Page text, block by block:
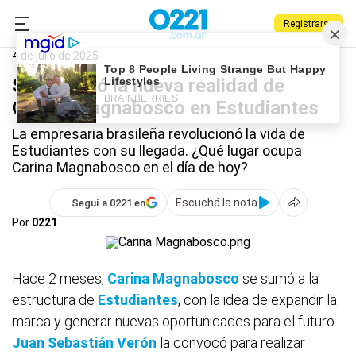
Registrarse
0221.com.ar Deportes
Carina Magnabosco
4 de julio de 2025
Se conoció la nueva realidad de
Carina Magnabosco en Estudiantes
La empresaria brasileña revolucionó la vida de
Estudiantes con su llegada. ¿Qué lugar ocupa
Carina Magnabosco en el día de hoy?
Seguí a 0221 en
Escuchá la nota
Por 0221
Hace 2 meses, Carina Magnabosco se sumó a la
estructura de Estudiantes, con la idea de expandir la
marca y generar nuevas oportunidades para el futuro.
Juan Sebastián Verón la convocó para realizar